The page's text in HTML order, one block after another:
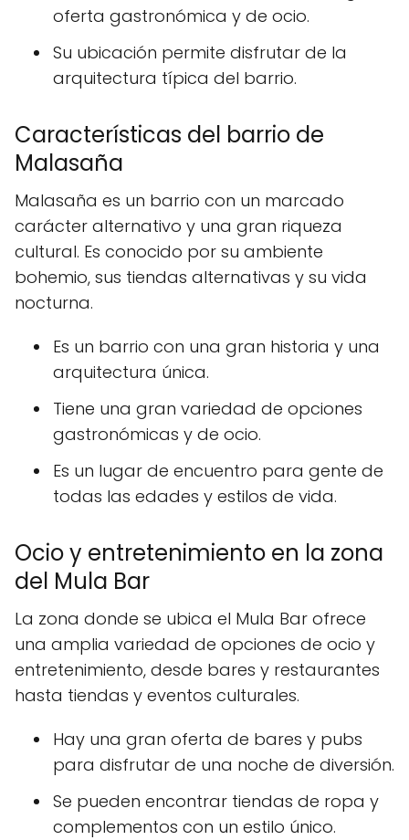
oferta gastronómica y de ocio.
Su ubicación permite disfrutar de la
arquitectura típica del barrio.
Características del barrio de
Malasaña
Malasaña es un barrio con un marcado
carácter alternativo y una gran riqueza
cultural. Es conocido por su ambiente
bohemio, sus tiendas alternativas y su vida
nocturna.
Es un barrio con una gran historia y una
arquitectura única.
Tiene una gran variedad de opciones
gastronómicas y de ocio.
Es un lugar de encuentro para gente de
todas las edades y estilos de vida.
Ocio y entretenimiento en la zona
del Mula Bar
La zona donde se ubica el Mula Bar ofrece
una amplia variedad de opciones de ocio y
entretenimiento, desde bares y restaurantes
hasta tiendas y eventos culturales.
Hay una gran oferta de bares y pubs
para disfrutar de una noche de diversión.
Se pueden encontrar tiendas de ropa y
complementos con un estilo único.